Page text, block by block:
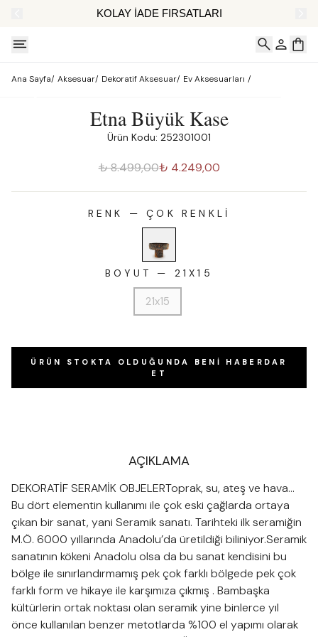
KOLAY İADE FIRSATLARI
Ana Sayfa/ Aksesuar/ Dekoratif Aksesuar/ Ev Aksesuarları /
Etna Büyük Kase
Ürün Kodu: 252301001
₺ 8.499,00₺ 4.249,00
RENK — ÇOK RENKLI
BOYUT — 21X15
21x15
ÜRÜN STOKTA OLDUĞUNDA BENI HABERDAR
ET
AÇIKLAMA
DEKORATİF SERAMİK OBJELERToprak, su, ateş ve hava…
Bu dört elementin kullanımı ile çok eski çağlarda ortaya
çıkan bir sanat, yani Seramik sanatı. Tarihteki ilk seramiğin
M.Ö. 6000 yıllarında Anadolu’da üretildiği biliniyor.Seramik
sanatının kökeni Anadolu olsa da bu sanat kendisini bu
bölge ile sınırlandırmamış pek çok farklı bölgede pek çok
farklı form ve hikaye ile karşımıza çıkmış . Bambaşka
kültürlerin ortak noktası olan seramik yine binlerce yıl
önce kullanılan benzer metotlarda %100 el yapımı olarak